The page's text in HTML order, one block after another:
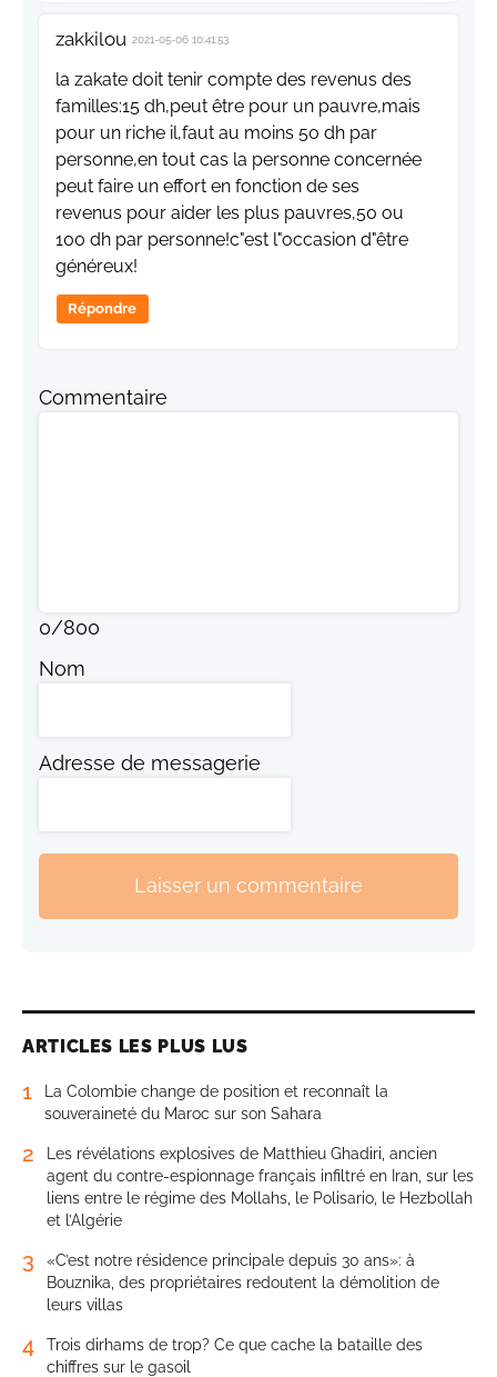
zakkilou 2021-05-06 10:41:53
la zakate doit tenir compte des revenus des
familles:15 dh,peut être pour un pauvre,mais
pour un riche il,faut au moins 50 dh par
personne,en tout cas la personne concernée
peut faire un effort en fonction de ses
revenus pour aider les plus pauvres,50 ou
100 dh par personne!c"est l"occasion d"être
généreux!
Répondre
Commentaire
0/800
Nom
Adresse de messagerie
Laisser un commentaire
ARTICLES LES PLUS LUS
1
La Colombie change de position et reconnaît la
souveraineté du Maroc sur son Sahara
2
Les révélations explosives de Matthieu Ghadiri, ancien
agent du contre-espionnage français infiltré en Iran, sur les
liens entre le régime des Mollahs, le Polisario, le Hezbollah
et l’Algérie
3
«C’est notre résidence principale depuis 30 ans»: à
Bouznika, des propriétaires redoutent la démolition de
leurs villas
4
Trois dirhams de trop? Ce que cache la bataille des
chiffres sur le gasoil